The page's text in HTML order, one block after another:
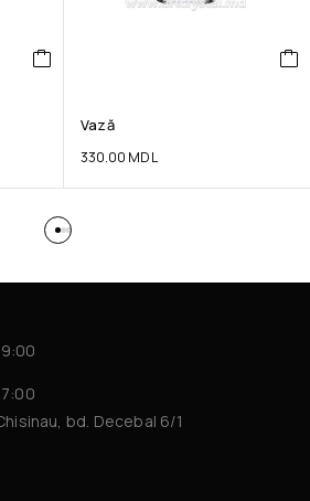
Vază
330.00 MDL
bd. Decebal 6/1